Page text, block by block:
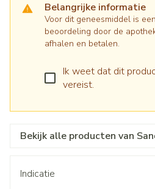
Belangrijke informatie
Voor dit geneesmiddel is
beoordeling door de
afhalen en betalen.
Ik weet dat dit
vereist.
Bekijk alle producten van
Indicatie